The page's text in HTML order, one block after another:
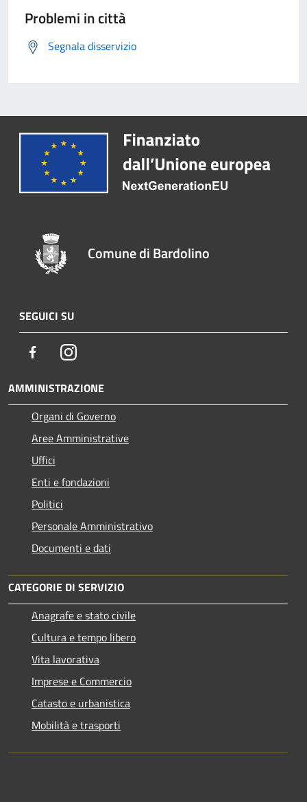
Problemi in città
Segnala disservizio
Comune di Bardolino
SEGUICI SU
FacebookInstagram
AMMINISTRAZIONE
Organi di Governo
Aree Amministrative
Uffici
Enti e fondazioni
Politici
Personale Amministrativo
Documenti e dati
CATEGORIE DI SERVIZIO
Anagrafe e stato civile
Cultura e tempo libero
Vita lavorativa
Imprese e Commercio
Catasto e urbanistica
Mobilità e trasporti